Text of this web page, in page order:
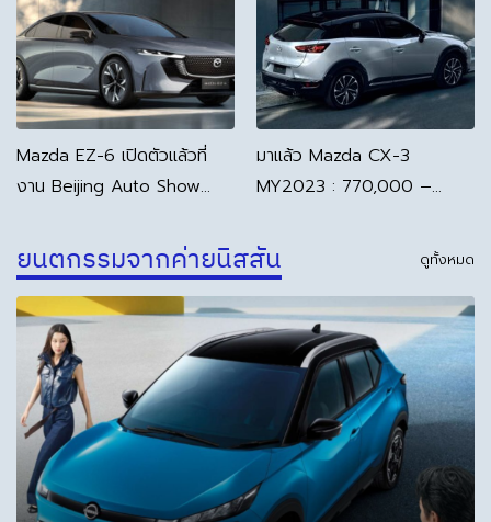
Mazda EZ-6 เปิดตัวแล้วที่
งาน Beijing Auto Show
จาก Mazda
มาแล้ว Mazda CX-3
MY2023 : 770,000 –
Skyactiv-G เพิ่ม Option
ยนตกรรมจากค่ายนิสสัน ดูทั้งหมด